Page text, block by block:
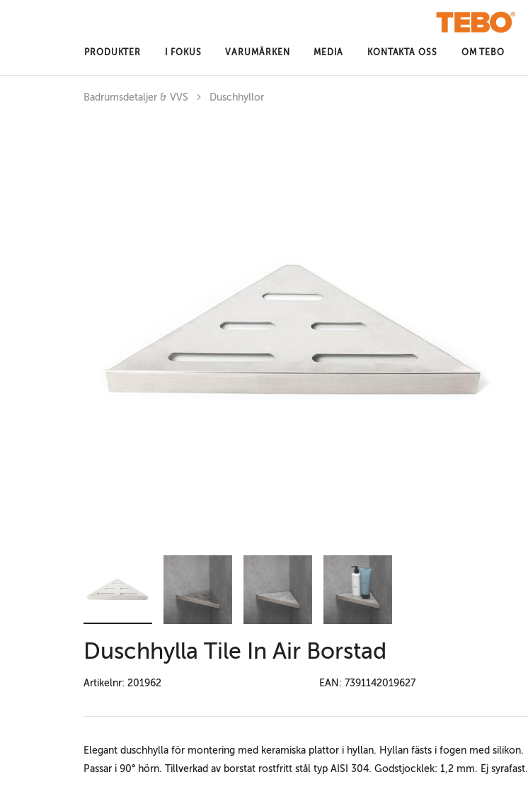
PRODUKTER I FOKUS VARUMÄRKEN MEDIA KONTAKTA OSS OM TEBO
Badrumsdetaljer & VVS Duschhyllor
Duschhylla Tile In Air Borstad
Artikelnr: 201962 EAN: 7391142019627
Elegant duschhylla för montering med keramiska plattor i hyllan. Hyllan fästs i fogen med silikon.
Passar i 90° hörn. Tillverkad av borstat rostfritt stål typ AISI 304. Godstjocklek: 1,2 mm. Ej syrafast.